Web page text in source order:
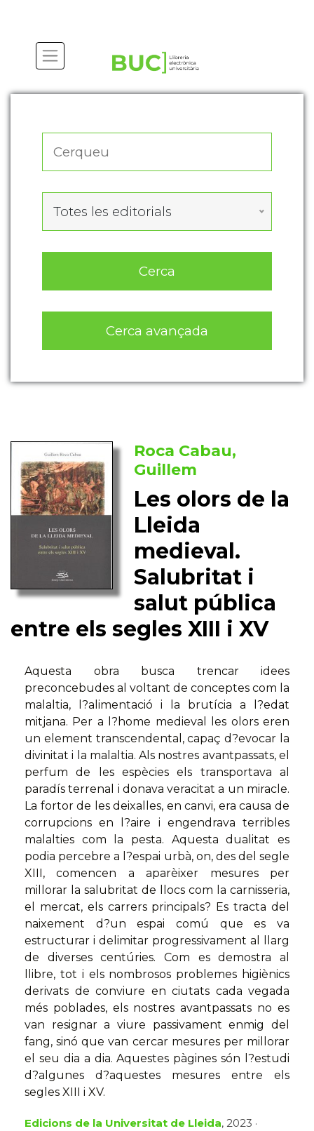
Totes les editorials
Cerca
Cerca avançada
Roca Cabau,
Guillem
Les olors de la
Lleida
medieval.
Salubritat i
salut pública
entre els segles XIII i XV
Aquesta obra busca trencar idees
preconcebudes al voltant de conceptes com la
malaltia, l?alimentació i la brutícia a l?edat
mitjana. Per a l?home medieval les olors eren
un element transcendental, capaç d?evocar la
divinitat i la malaltia. Als nostres avantpassats, el
perfum de les espècies els transportava al
paradís terrenal i donava veracitat a un miracle.
La fortor de les deixalles, en canvi, era causa de
corrupcions en l?aire i engendrava terribles
malalties com la pesta. Aquesta dualitat es
podia percebre a l?espai urbà, on, des del segle
XIII, comencen a aparèixer mesures per
millorar la salubritat de llocs com la carnisseria,
el mercat, els carrers principals? Es tracta del
naixement d?un espai comú que es va
estructurar i delimitar progressivament al llarg
de diverses centúries. Com es demostra al
llibre, tot i els nombrosos problemes higiènics
derivats de conviure en ciutats cada vegada
més poblades, els nostres avantpassats no es
van resignar a viure passivament enmig del
fang, sinó que van cercar mesures per millorar
el seu dia a dia. Aquestes pàgines són l?estudi
d?algunes d?aquestes mesures entre els
segles XIII i XV.
Edicions de la Universitat de Lleida, 2023 ·